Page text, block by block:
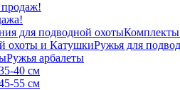
Комплекты
Ружья для
Ружья арбалеты
40 см
55 см